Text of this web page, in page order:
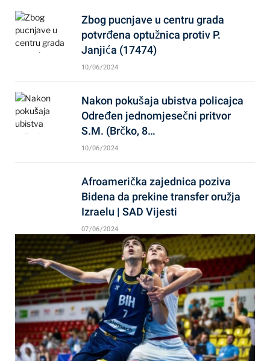
Zbog pucnjave u centru grada
potvrđena optužnica protiv P.
Janjića (17474)
10/06/2024
Nakon pokušaja ubistva policajca
Određen jednomjesečni pritvor
S.M. (Brčko, 8…
10/06/2024
Afroamerička zajednica poziva
Bidena da prekine transfer oružja
Izraelu | SAD Vijesti
07/06/2024